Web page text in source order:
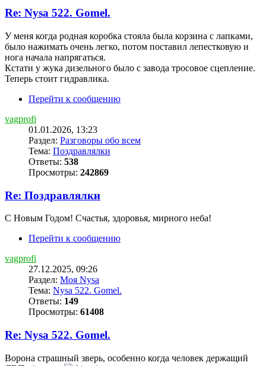
Re: Nysa 522. Gomel.
У меня когда родная коробка стояла была корзина с лапками,
было нажимать очень легко, потом поставил лепестковую и
нога начала напрягаться.
Кстати у жука дизельного было с завода тросовое сцепление.
Теперь стоит гидравлика.
Перейти к сообщению
vagprofi
01.01.2026, 13:23
Раздел: Разговоры обо всем
Тема: Поздравлялки
Ответы: 538
Просмотры: 242869
Re: Поздравлялки
С Новым Годом! Счастья, здоровья, мирного неба!
Перейти к сообщению
vagprofi
27.12.2025, 09:26
Раздел: Моя Nysa
Тема: Nysa 522. Gomel.
Ответы: 149
Просмотры: 61408
Re: Nysa 522. Gomel.
Ворона страшный зверь, особенно когда человек держащий